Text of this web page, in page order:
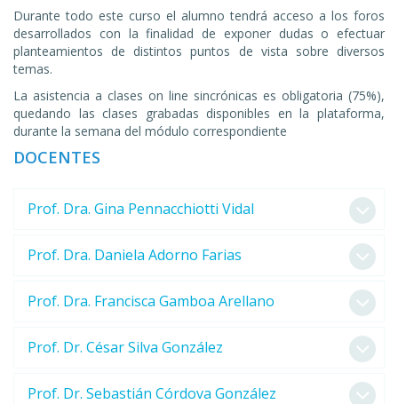
Durante todo este curso el alumno tendrá acceso a los foros
desarrollados con la finalidad de exponer dudas o efectuar
planteamientos de distintos puntos de vista sobre diversos
temas.
La asistencia a clases on line sincrónicas es obligatoria (75%),
quedando las clases grabadas disponibles en la plataforma,
durante la semana del módulo correspondiente
DOCENTES
Prof. Dra. Gina Pennacchiotti Vidal
Prof. Dra. Daniela Adorno Farias
Prof. Dra. Francisca Gamboa Arellano
Prof. Dr. César Silva González
Prof. Dr. Sebastián Córdova González